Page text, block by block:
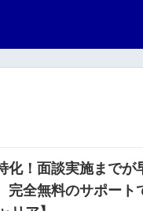
化！面談実施までが
完全無料のサポート